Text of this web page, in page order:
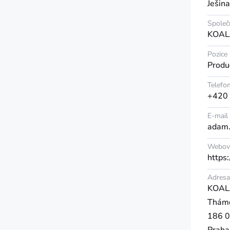
Ješina
Pozice
Telefon
+420
E-mail
Adresa
186